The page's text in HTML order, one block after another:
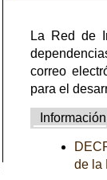
La Red de
correo
para el
Información
de la